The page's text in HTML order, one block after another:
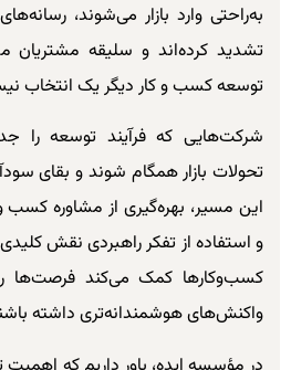
به‌راحتی وارد بازار می‌شوند،
تشدید کرده‌اند و سلیقه مشتریان
توسعه کسب و کار دیگر یک انتخاب
شرکت‌هایی که فرآیند توسعه را
تحولات بازار همگام شوند و بقای
این مسیر، بهره‌گیری از مشاوره کسب
و استفاده از تفکر راهبردی نقش
کسب‌وکارها کمک می‌کند فرصت‌ها
واکنش‌های هوشمندانه‌تری داشته